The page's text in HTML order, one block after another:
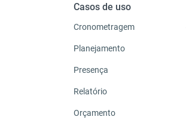
Casos de uso
Cronometragem
Planejamento
Presença
Relatório
Orçamento